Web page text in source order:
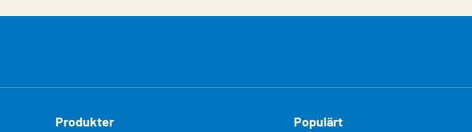
Produkter
Populärt